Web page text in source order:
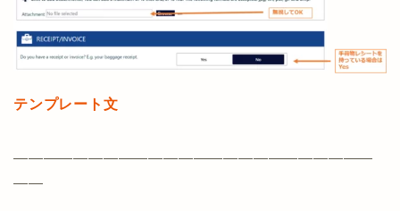
テンプレート文
————————————————————————
——